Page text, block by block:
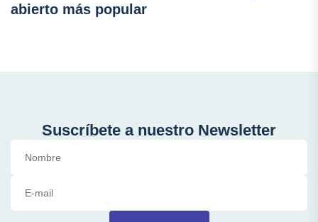
abierto más popular
Suscríbete a nuestro Newsletter